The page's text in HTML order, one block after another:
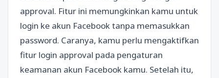
approval. Fitur ini memungkinkan kamu untuk
login ke akun Facebook tanpa memasukkan
password. Caranya, kamu perlu mengaktifkan
fitur login approval pada pengaturan
keamanan akun Facebook kamu. Setelah itu,